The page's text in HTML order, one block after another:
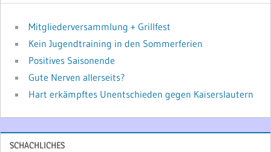
Mitgliederversammlung + Grillfest
Kein Jugendtraining in den Sommerferien
Positives Saisonende
Gute Nerven allerseits?
Hart erkämpftes Unentschieden gegen Kaiserslautern
SCHACHLICHES